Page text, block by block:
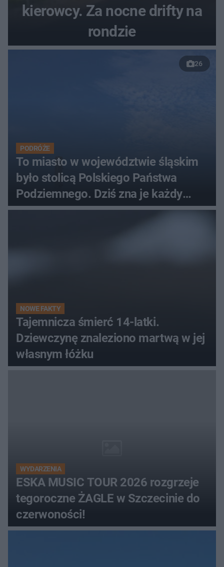
kierowcy. Za nocne drifty na
rondzie
26
PODRÓŻE
To miasto w województwie śląskim
było stolicą Polskiego Państwa
Podziemnego. Dziś zna je każdy
pielgrzym
NOWE FAKTY
Tajemnicza śmierć 14-latki.
Dziewczynę znaleziono martwą w jej
własnym łóżku
WYDARZENIA
ESKA MUSIC TOUR 2026 rozgrzeje
tegoroczne ŻAGLE w Szczecinie do
czerwoności!